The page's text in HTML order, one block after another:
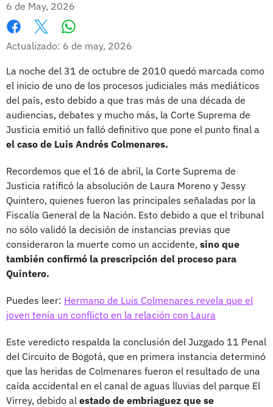
6 de May, 2026
Facebook
X
Actualizado: 6 de may, 2026
La noche del 31 de octubre de 2010 quedó marcada como
el inicio de uno de los procesos judiciales más mediáticos
del país, esto debido a que tras más de una década de
audiencias, debates y mucho más, la Corte Suprema de
Justicia emitió un falló definitivo que pone el punto final a
el caso de Luis Andrés Colmenares.
Recordemos que el 16 de abril, la Corte Suprema de
Justicia ratificó la absolución de Laura Moreno y Jessy
Quintero, quienes fueron las principales señaladas por la
Fiscalía General de la Nación. Esto debido a que el tribunal
no sólo validó la decisión de instancias previas que
consideraron la muerte como un accidente, sino que
también confirmó la prescripción del proceso para
Quintero.
Puedes leer: Hermano de Luis Colmenares revela que el
joven tenía un conflicto en la relación con Laura
Este veredicto respalda la conclusión del Juzgado 11 Penal
del Circuito de Bogotá, que en primera instancia determinó
que las heridas de Colmenares fueron el resultado de una
caída accidental en el canal de aguas lluvias del parque El
Virrey, debido al estado de embriaguez que se